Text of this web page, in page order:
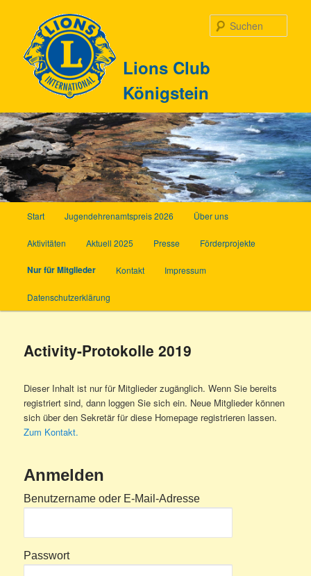
wechseln
Lions Club
Königstein
Start Jugendehrenamtspreis 2026 Über uns
Aktivitäten Aktuell 2025 Presse Förderprojekte
Nur für Mitglieder Kontakt Impressum
Datenschutzerklärung
Activity-Protokolle 2019
Dieser Inhalt ist nur für Mitglieder zugänglich. Wenn Sie bereits
registriert sind, dann loggen Sie sich ein. Neue Mitglieder können
sich über den Sekretär für diese Homepage registrieren lassen.
Zum Kontakt.
Anmelden
Benutzername oder E-Mail-Adresse
Passwort